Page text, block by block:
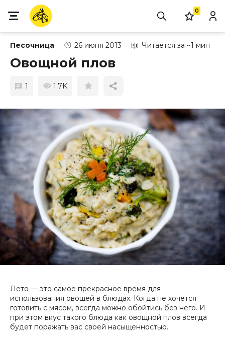
0
Песочница 26 июня 2013 Читается за ~1 мин
Овощной плов
1 1.7K
Лето — это самое прекрасное время для
использования овощей в блюдах. Когда не хочется
готовить с мясом, всегда можно обойтись без него. И
при этом вкус такого блюда как овощной плов всегда
будет поражать вас своей насыщенностью.